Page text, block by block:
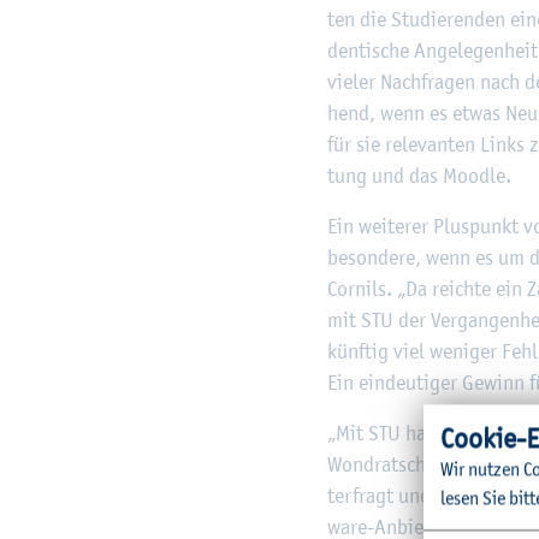
ten die Stu­die­ren­den
den­ti­sche
vie­ler Nach­fra­gen nach
hend, wenn es etwas
für sie re­le­van­ten Links
tung und das Mood­le.
Ein wei­te­rer Plus­punkt
be­son­de­re, wenn es
Cor­nils. „Da reich­te ein
mit STU der
künf­tig viel we­ni­ger
Ein ein­deu­ti­ger Ge­winn
„Mit STU hat die
Wond­rat­schek si­cher.
ter­fragt und mit den
ware-An­bie­ters war
Coo­kie-
Wir nut­zen
lesen Sie